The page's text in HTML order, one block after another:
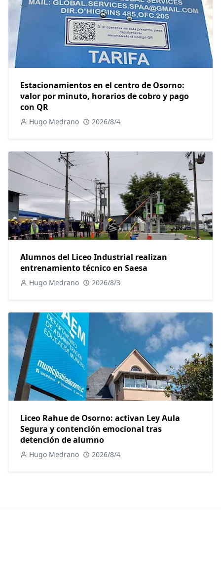
Estacionamientos en el centro de Osorno:
valor por minuto, horarios de cobro y pago
con QR
Hugo Medrano 2026/8/4
Alumnos del Liceo Industrial realizan
entrenamiento técnico en Saesa
Hugo Medrano 2026/8/3
Liceo Rahue de Osorno: activan Ley Aula
Segura y contención emocional tras
detención de alumno
Hugo Medrano 2026/8/4